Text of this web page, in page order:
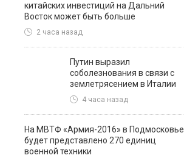
китайских инвестиций на Дальний
Восток может быть больше
2 часа назад
Путин выразил
соболезнования в связи с
землетрясением в Италии
4 часа назад
На МВТФ «Армия-2016» в Подмосковье
будет представлено 270 единиц
военной техники